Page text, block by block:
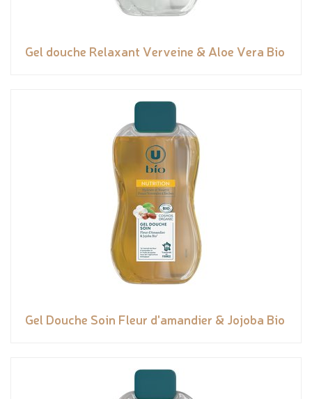
Gel douche Relaxant Verveine & Aloe Vera Bio
Gel Douche Soin Fleur d'amandier & Jojoba Bio